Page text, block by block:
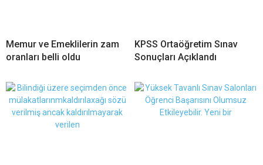
Memur ve Emeklilerin zam
oranları belli oldu
KPSS Ortaöğretim Sınav
Sonuçları Açıklandı